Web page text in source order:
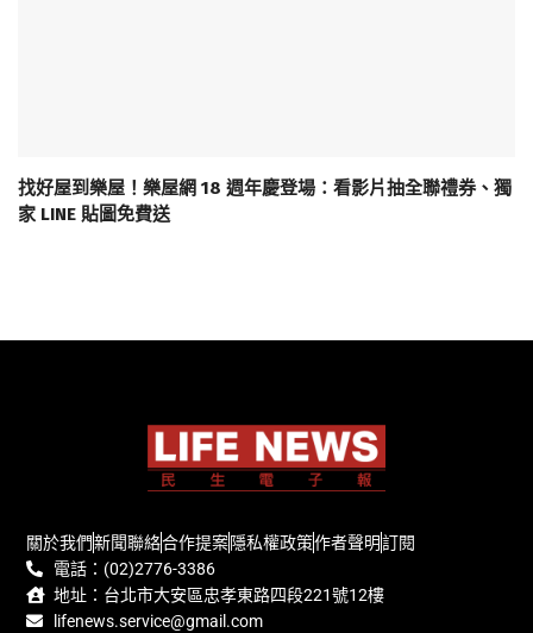
找好屋到樂屋！樂屋網 18 週年慶登場：看影片抽全聯禮券、獨
家 LINE 貼圖免費送
關於我們新聞聯絡合作提案隱私權政策作者聲明訂閱
電話：(02)2776-3386
地址：台北市大安區忠孝東路四段221號12樓
lifenews.service@gmail.com